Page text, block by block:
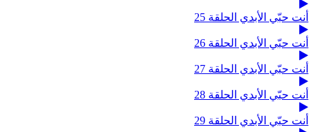
أنت حبّي الأبدي الحلقة 25
أنت حبّي الأبدي الحلقة 26
أنت حبّي الأبدي الحلقة 27
أنت حبّي الأبدي الحلقة 28
أنت حبّي الأبدي الحلقة 29